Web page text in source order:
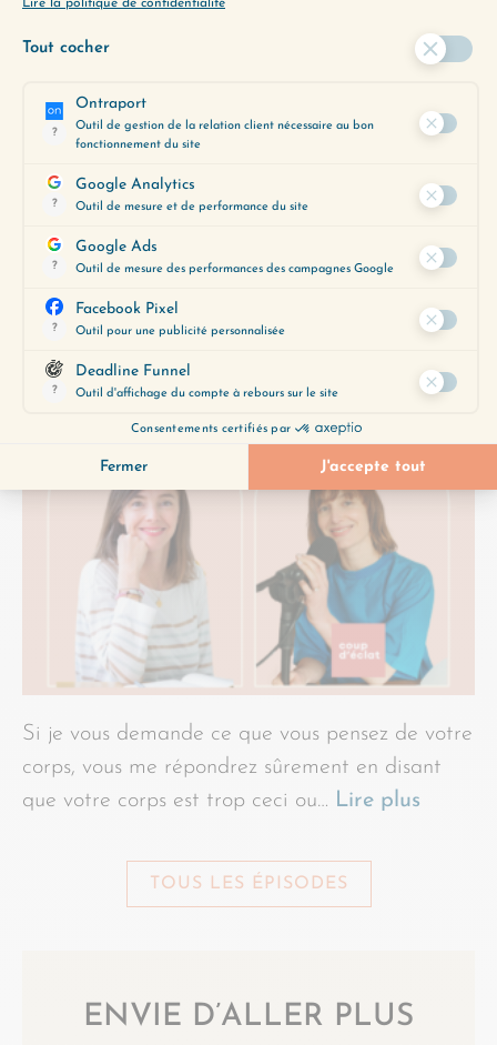
Est-ce que vous avez du mal à croire vraiment
ou professionnels ? Est-ce que vous avez
Si je vous demande ce que vous pensez de votre
corps, vous me répondrez sûrement en disant
que votre corps est trop ceci ou… Lire plus
TOUS LES ÉPISODES
ENVIE D’ALLER PLUS